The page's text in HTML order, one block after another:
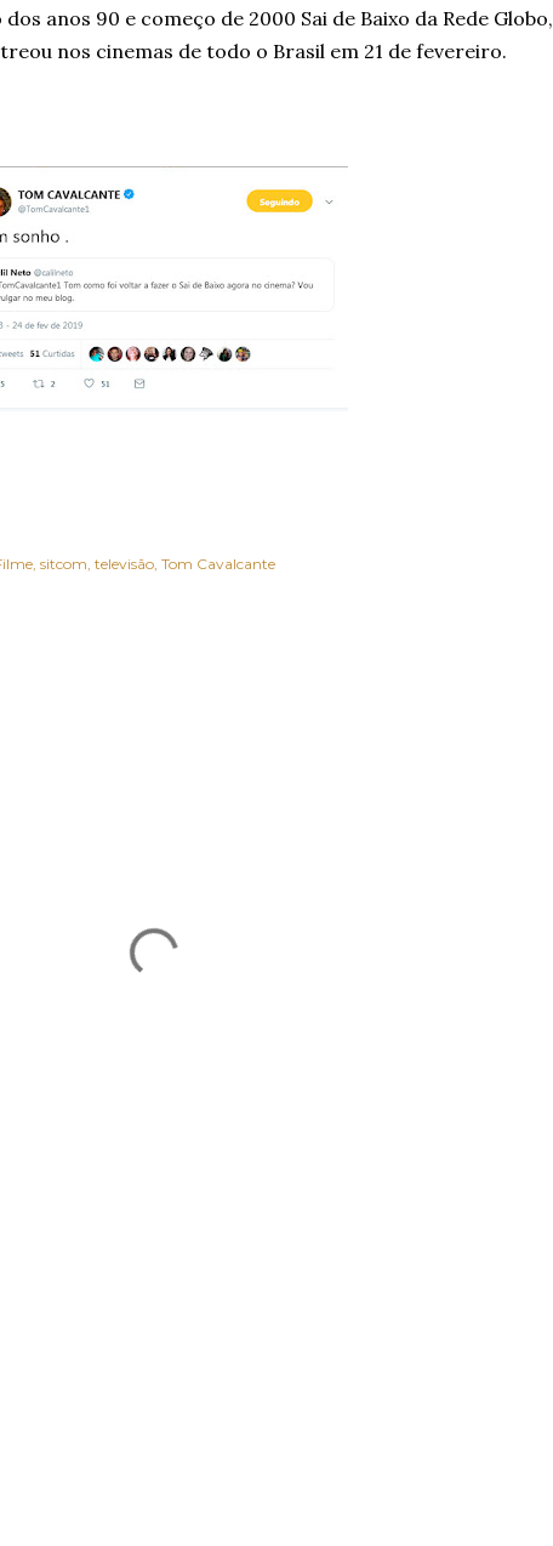
anos 90 e começo de 2000 Sai de Baixo da Rede Globo,
nos cinemas de todo o Brasil em 21 de fevereiro.
sitcom televisão Tom Cavalcante